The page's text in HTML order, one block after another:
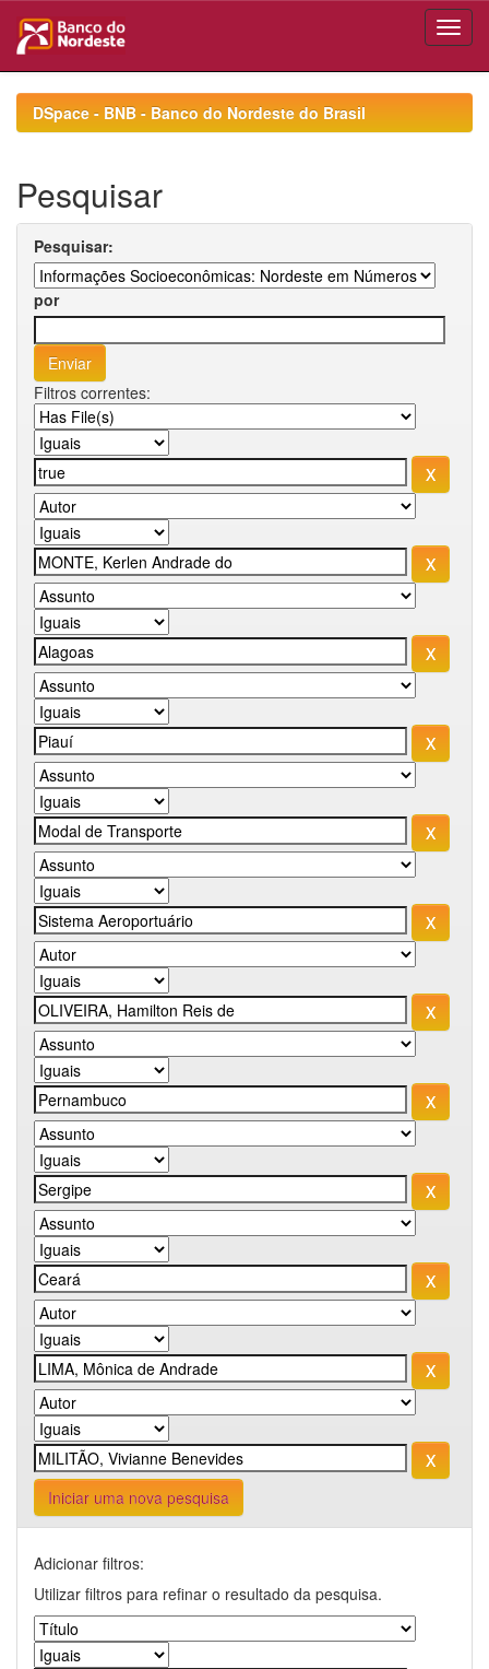
navigationDSpace - BNB - Banco do Nordeste do Brasil
Pesquisar
Pesquisar:
por
Filtros correntes:
Iniciar uma nova pesquisa
Adicionar filtros:
Utilizar filtros para refinar o resultado da pesquisa.